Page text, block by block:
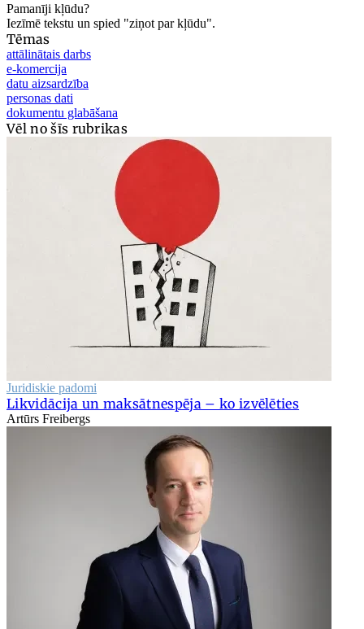
Pamanīji kļūdu?
Iezīmē tekstu un spied "ziņot par kļūdu".
Tēmas
attālinātais darbs
e-komercija
datu aizsardzība
personas dati
dokumentu glabāšana
Vēl no šīs rubrikas
Juridiskie padomi
Likvidācija un maksātnespēja – ko izvēlēties
Artūrs Freibergs